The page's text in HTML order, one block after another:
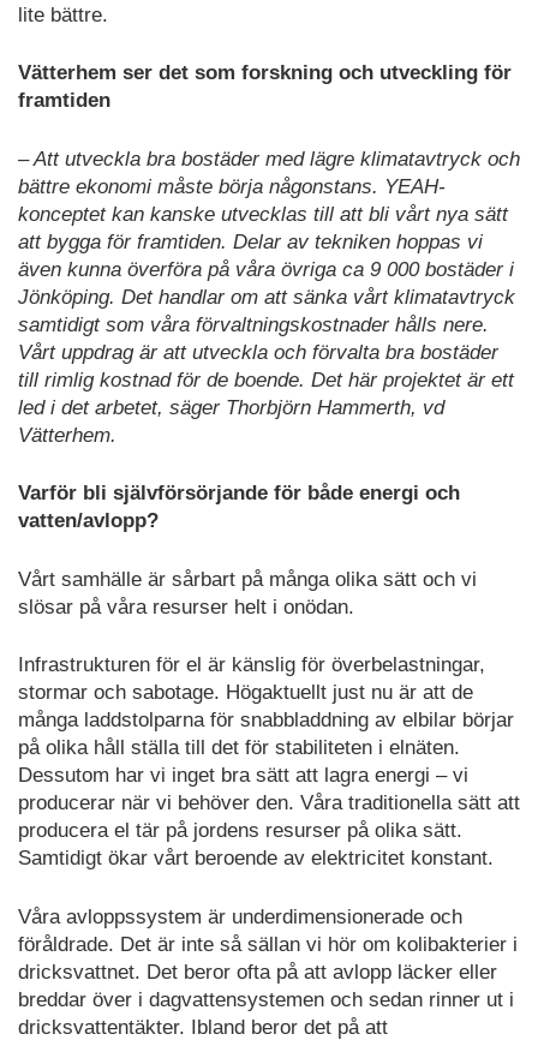
lite bättre.
Vätterhem ser det som forskning och utveckling för
framtiden
– Att utveckla bra bostäder med lägre klimatavtryck och
bättre ekonomi måste börja någonstans. YEAH-
konceptet kan kanske utvecklas till att bli vårt nya sätt
att bygga för framtiden. Delar av tekniken hoppas vi
även kunna överföra på våra övriga ca 9 000 bostäder i
Jönköping. Det handlar om att sänka vårt klimatavtryck
samtidigt som våra förvaltningskostnader hålls nere.
Vårt uppdrag är att utveckla och förvalta bra bostäder
till rimlig kostnad för de boende. Det här projektet är ett
led i det arbetet, säger Thorbjörn Hammerth, vd
Vätterhem.
Varför bli självförsörjande för både energi och
vatten/avlopp?
Vårt samhälle är sårbart på många olika sätt och vi
slösar på våra resurser helt i onödan.
Infrastrukturen för el är känslig för överbelastningar,
stormar och sabotage. Högaktuellt just nu är att de
många laddstolparna för snabbladdning av elbilar börjar
på olika håll ställa till det för stabiliteten i elnäten.
Dessutom har vi inget bra sätt att lagra energi – vi
producerar när vi behöver den. Våra traditionella sätt att
producera el tär på jordens resurser på olika sätt.
Samtidigt ökar vårt beroende av elektricitet konstant.
Våra avloppssystem är underdimensionerade och
föråldrade. Det är inte så sällan vi hör om kolibakterier i
dricksvattnet. Det beror ofta på att avlopp läcker eller
breddar över i dagvattensystemen och sedan rinner ut i
dricksvattentäkter. Ibland beror det på att